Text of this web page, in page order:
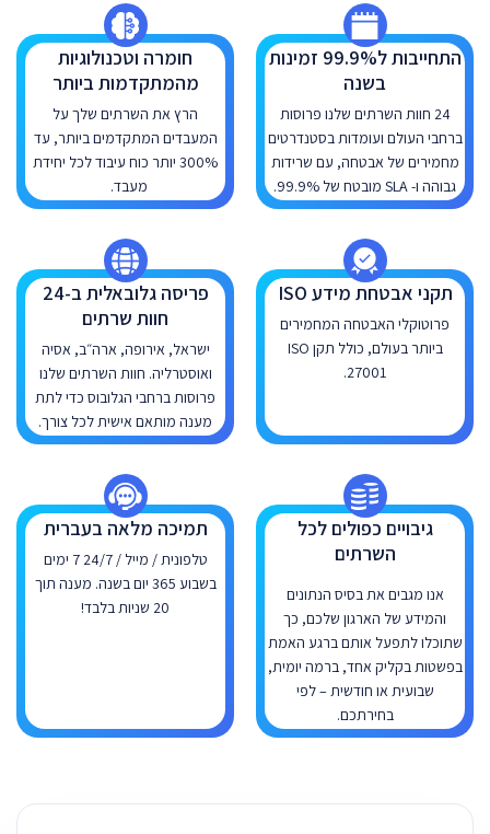
התחייבות ל99.9% זמינות
בשנה
24 חוות השרתים שלנו פרוסות
ברחבי העולם ועומדות בסטנדרטים
מחמירים של אבטחה, עם שרידות
גבוהה ו- SLA מובטח של 99.9%.
חומרה וטכנולוגיות
מהמתקדמות ביותר
הרץ את השרתים שלך על
המעבדים המתקדמים ביותר, עד
300% יותר כוח עיבוד לכל יחידת
מעבד.
תקני אבטחת מידע ISO
פרוטוקלי האבטחה המחמירים
ביותר בעולם, כולל תקן ISO
27001.
פריסה גלובאלית ב-24
חוות שרתים
ישראל, אירופה, ארה״ב, אסיה
ואוסטרליה. חוות השרתים שלנו
פרוסות ברחבי הגלובוס כדי לתת
מענה מותאם אישית לכל צורך.
גיבויים כפולים לכל
השרתים
אנו מגבים את בסיס הנתונים
והמידע של הארגון שלכם, כך
שתוכלו לתפעל אותם ברגע האמת
בפשטות בקליק אחד, ברמה יומית,
שבועית או חודשית – לפי
בחירתכם.
תמיכה מלאה בעברית
טלפונית / מייל / 24/7 7 ימים
בשבוע 365 יום בשנה. מענה תוך
20 שניות בלבד!